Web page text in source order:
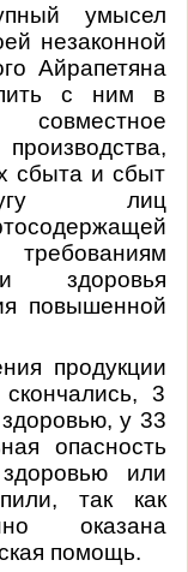
умысел
незаконной
Айрапетяна
с ним в
совместное
сбыта и сбыт
лиц
здоровья
повышенной
продукции
3
у 33
опасность
или
так как
оказана
помощь.